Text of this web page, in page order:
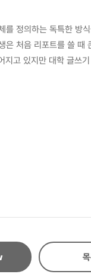
정의하는 독특한
게 된다. 대학 글쓰기 교육은
고 있지만 대학 글
학생이 리포트를 쓸
‘신입생 필자의 글
활용하였다. 먼저
수행하는 교양·전
어려움과 리포트를 쓰
지 않는 과제가 가장
의 경우에는 교양
입생 필자의 리포트 쓰기 어려움